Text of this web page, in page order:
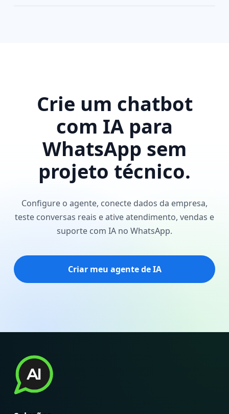
Crie um chatbot
com IA para
WhatsApp sem
projeto técnico.
Configure o agente, conecte dados da empresa,
teste conversas reais e ative atendimento, vendas e
suporte com IA no WhatsApp.
Criar meu agente de IA